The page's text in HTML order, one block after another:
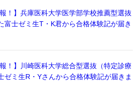
報！】兵庫医科大学医学部学校推薦型選抜
富士ゼミ生T・K君から合格体験記が届き
報！】川崎医科大学総合型選抜（特定診療
ゼミ生R・Yさんから合格体験記が届きま